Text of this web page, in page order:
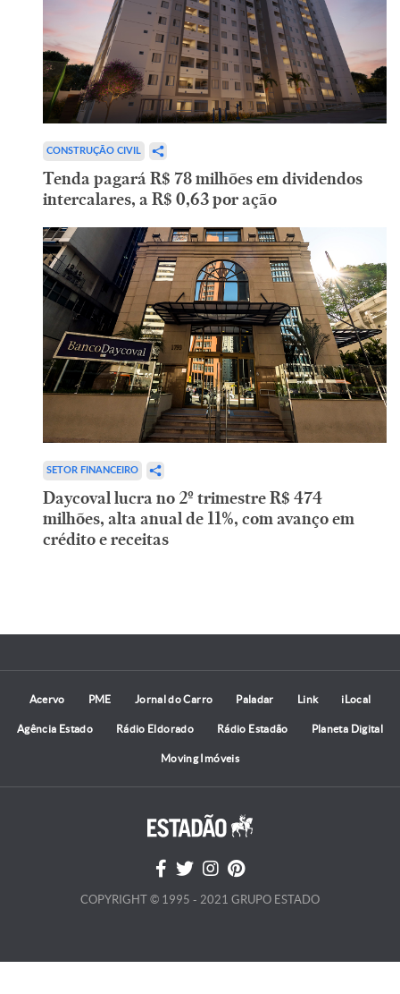
CONSTRUÇÃO CIVIL
Tenda pagará R$ 78 milhões em dividendos
intercalares, a R$ 0,63 por ação
SETOR FINANCEIRO
Daycoval lucra no 2º trimestre R$ 474
milhões, alta anual de 11%, com avanço em
crédito e receitas
Acervo PME Jornal do Carro Paladar Link iLocal
Agência Estado Rádio Eldorado Rádio Estadão Planeta Digital
Moving Imóveis
COPYRIGHT © 1995 - 2021 GRUPO ESTADO